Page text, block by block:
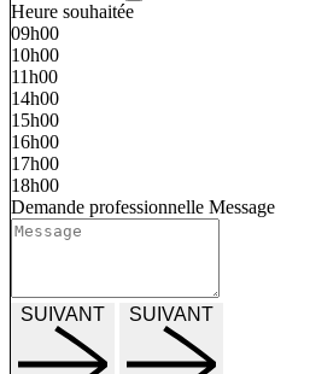
Heure souhaitée
09h00
10h00
11h00
14h00
15h00
16h00
17h00
18h00
Demande professionnelle Message
SUIVANT SUIVANT